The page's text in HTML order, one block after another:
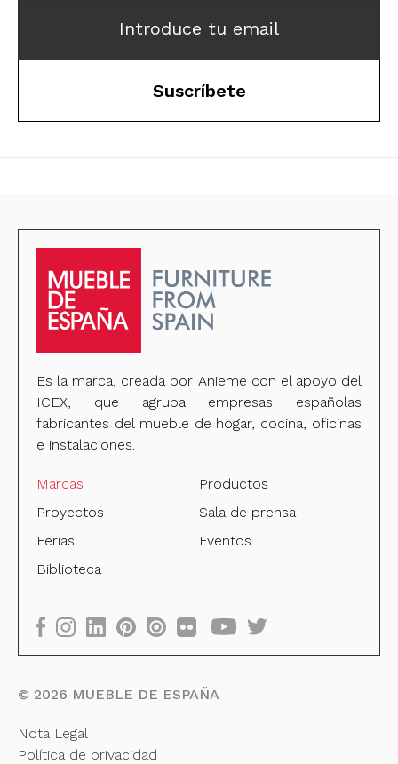
Introduce tu email
Suscríbete
Es la marca, creada por Anieme con el apoyo del
ICEX, que agrupa empresas españolas
fabricantes del mueble de hogar, cocina, oficinas
e instalaciones.
Marcas
Productos
Proyectos
Sala de prensa
Ferias
Eventos
Biblioteca
© 2026 MUEBLE DE ESPAÑA
Nota Legal
Política de privacidad